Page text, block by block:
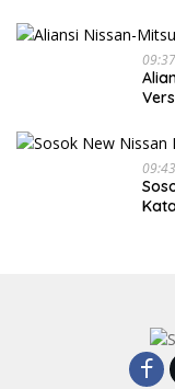
09:37
09:43